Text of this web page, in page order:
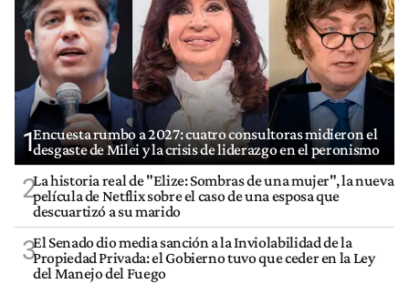
1Encuesta rumbo a 2027: cuatro consultoras midieron el
desgaste de Milei y la crisis de liderazgo en el peronismo
2La historia real de "Elize: Sombras de una mujer", la nueva
película de Netflix sobre el caso de una esposa que
descuartizó a su marido
3El Senado dio media sanción a la Inviolabilidad de la
Propiedad Privada: el Gobierno tuvo que ceder en la Ley
del Manejo del Fuego